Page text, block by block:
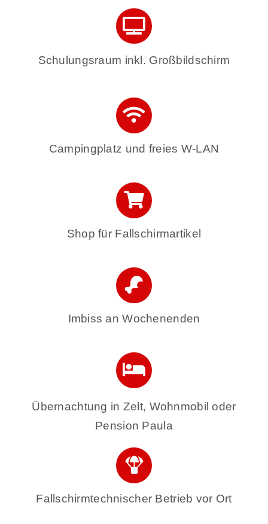
Schulungsraum inkl. Großbildschirm
Campingplatz und freies W-LAN
Shop für Fallschirmartikel
Imbiss an Wochenenden
Übernachtung in Zelt, Wohnmobil oder
Pension Paula
Fallschirmtechnischer Betrieb vor Ort